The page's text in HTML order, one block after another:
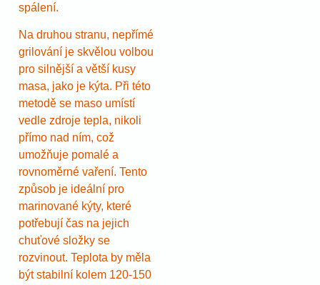
spálení.
Na druhou stranu, nepřímé
grilování je skvělou volbou
pro silnější a větší kusy
masa, jako je kýta. Při této
metodě se maso umístí
vedle zdroje tepla, nikoli
přímo nad ním, což
umožňuje pomalé a
rovnoměrné vaření. Tento
způsob je ideální pro
marinované kýty, které
potřebují čas na jejich
chuťové složky se
rozvinout. Teplota by měla
být stabilní kolem 120-150